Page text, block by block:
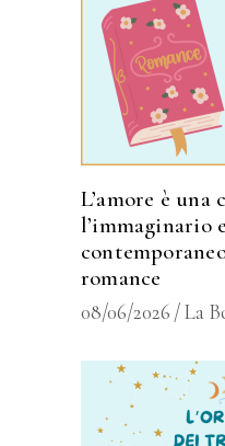
L’amore è una
l’immaginario
romance
08/06/2026 La